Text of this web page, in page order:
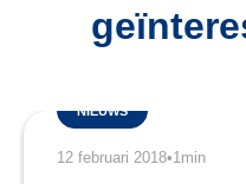
NIEUWS
12 februari 2018•1min